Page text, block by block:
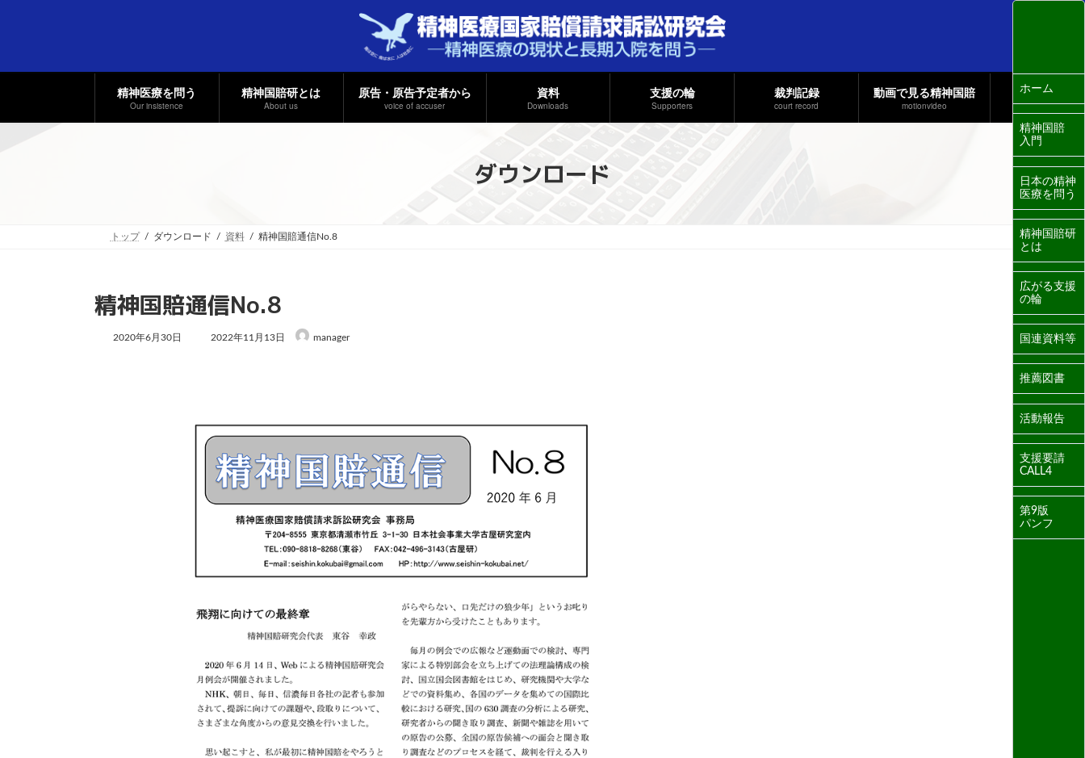
ッ
移
精神医療を問う
Our insistence
精神国賠研とは
About us
原告・原告予定者から
voice of accuser
資料
Downloads
支援の輪
Supporters
裁判記録
court record
動画で見る精神国賠
motionvideo
ダウンロード
トップ ダウンロード 資料 精神国賠通信No.8
精神国賠通信No.8
2020年6月30日 2022年11月13日 manager
ホーム
精神国賠
入門
日本の精神
医療を問う
精神国賠研
とは
広がる支援
の輪
国連資料等
推薦図書
活動報告
支援要請
CALL4
第9版
パンフ